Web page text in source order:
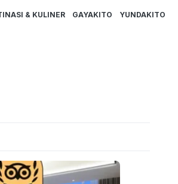
& KULINER GAYAKITO YUNDAKITO